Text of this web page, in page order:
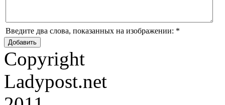
Введите два слова, показанных на изображении: *
Copyright
Ladypost.net